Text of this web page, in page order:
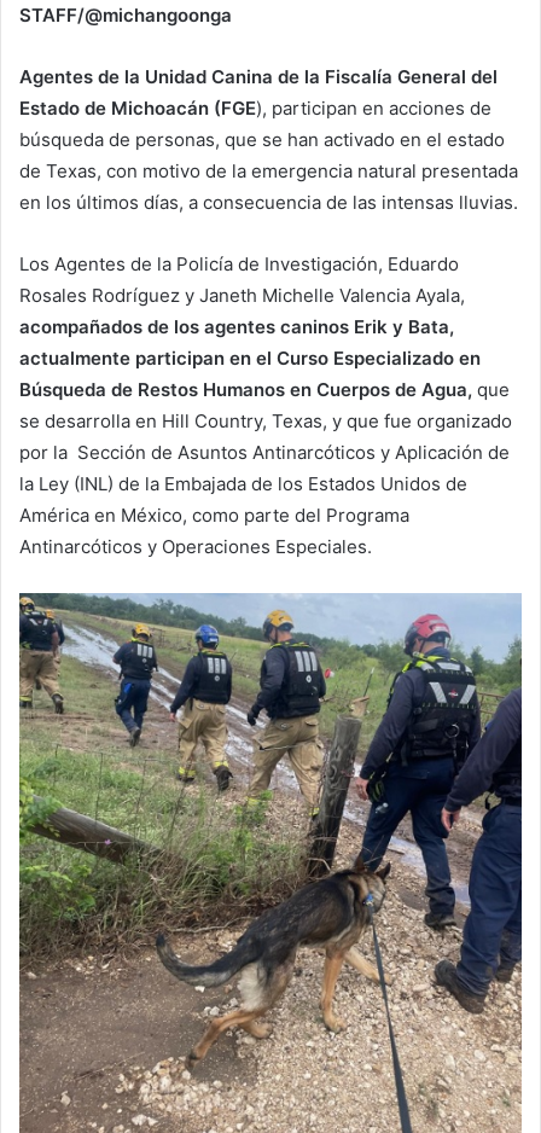
STAFF/@michangoonga
Agentes de la Unidad Canina de la Fiscalía General del
Estado de Michoacán (FGE), participan en acciones de
búsqueda de personas, que se han activado en el estado
de Texas, con motivo de la emergencia natural presentada
en los últimos días, a consecuencia de las intensas lluvias.
Los Agentes de la Policía de Investigación, Eduardo
Rosales Rodríguez y Janeth Michelle Valencia Ayala,
acompañados de los agentes caninos Erik y Bata,
actualmente participan en el Curso Especializado en
Búsqueda de Restos Humanos en Cuerpos de Agua, que
se desarrolla en Hill Country, Texas, y que fue organizado
por la Sección de Asuntos Antinarcóticos y Aplicación de
la Ley (INL) de la Embajada de los Estados Unidos de
América en México, como parte del Programa
Antinarcóticos y Operaciones Especiales.